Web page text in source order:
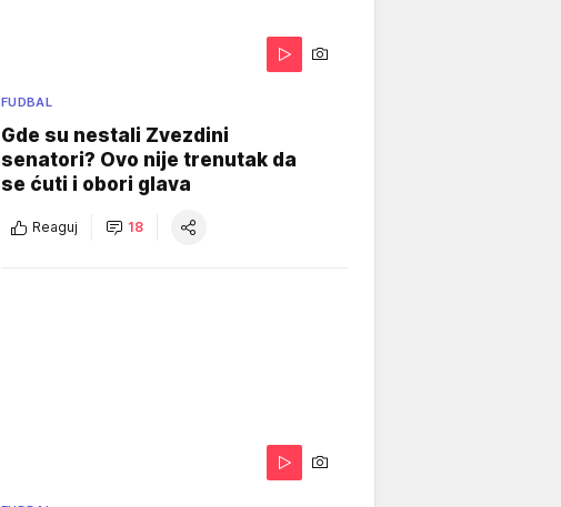
FUDBAL
Gde su nestali Zvezdini
senatori? Ovo nije trenutak da
se ćuti i obori glava
Reaguj 18